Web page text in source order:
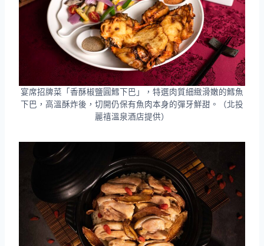
宴席招牌菜「香酥椒鹽圓鱈下巴」，特選肉質細緻滑嫩的鱈魚
下巴，高溫酥炸後，切開仍保有魚肉本身的彈牙鮮甜。（北投
麗禧溫泉酒店提供）